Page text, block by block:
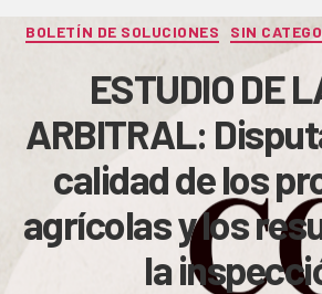
BOLETÍN DE SOLUCIONES SIN
ESTUDIO DE
ARBITRAL:
calidad de los
agrícolas y los
la